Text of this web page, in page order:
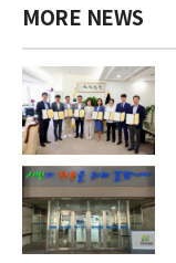
MORE NEWS